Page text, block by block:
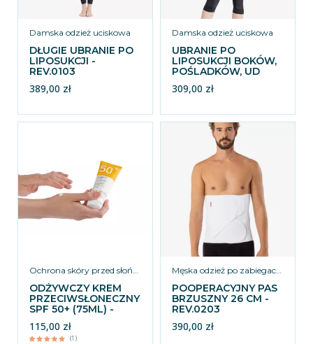
Damska odzież uciskowa
DŁUGIE UBRANIE PO
LIPOSUKCJI -
REV.0103
389,00 zł
Damska odzież uciskowa
UBRANIE PO
LIPOSUKCJI BOKÓW,
POŚLADKÓW, UD
ORAZ KOLAN -
REV.0102
309,00 zł
Ochrona skóry przed słońcem
ODŻYWCZY KREM
PRZECIWSŁONECZNY
SPF 50+ (75ML) -
REV.SUN50
115,00 zł
(1)
Męska odzież po zabiegach łączonych
POOPERACYJNY PAS
BRZUSZNY 26 CM -
REV.0203
390,00 zł